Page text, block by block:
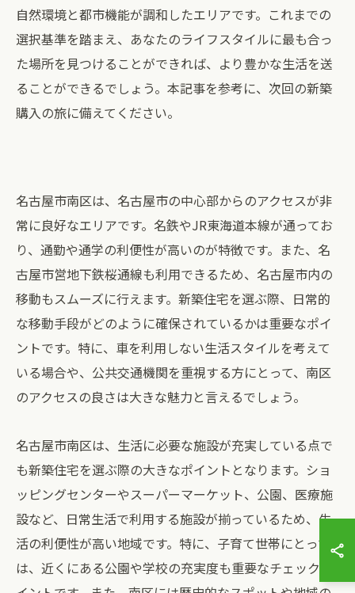
自然環境と都市機能が調和したエリアです。これまでの
選択基準を踏まえ、あなたのライフスタイルに最も合っ
た場所を見つけることができれば、より豊かな生活を送
ることができるでしょう。本記事を参考に、次回の新築
購入の旅に備えてください。
名古屋市南区は、名古屋市の中心部からのアクセスが非
常に良好なエリアです。名鉄やJR東海道本線が通ってお
り、通勤や通学の利便性が高いのが特徴です。また、名
古屋市営地下鉄桜通線も利用できるため、名古屋市内の
移動もスムーズに行えます。新築住宅を選ぶ際、日常的
な移動手段がどのように確保されているかは重要なポイ
ントです。特に、車を利用しない生活スタイルを考えて
いる場合や、公共交通機関を重視する方にとって、南区
のアクセスの良さは大きな魅力と言えるでしょう。
名古屋市南区は、生活に必要な施設が充実している点で
も新築住宅を選ぶ際の大きなポイントとなります。ショ
ッピングセンターやスーパーマーケット、公園、医療施
設など、日常生活で利用する施設が揃っているため、生
活の利便性が高い地域です。特に、子育て世帯にとって
は、近くにある公園や学校の充実度も重要なチェックポ